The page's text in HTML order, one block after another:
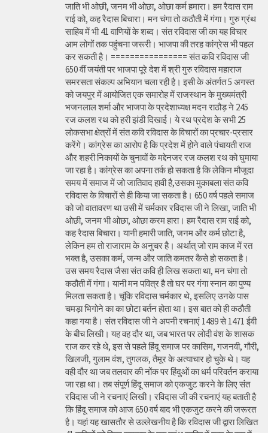
जाति भी ओछी, जनम भी ओछा, ओछा कर्म हमारा। हम रैदास राम
राई को, कह रैदास बिचारा। मन चंगा तो कठौती में गंगा। गुरु ग्रंथ
साहिब में भी 41 वाणियों के शब्द। संत रविदास जी का यह विचार
आम लोगों तक पहुंचना जरूरी। भाजपा की तरह कांग्रेस भी पहल
कर सकती है। ================ संत कवि रविदास जी
650 वीं जयंती पर भाजपा पूरे देश में श्री गुरु रविदास महाराज
समरसता संकल्प अभियान चला रही है। इसी के अंतर्गत 5 अगस्त
को जयपुर में आयोजित एक समारोह में राजस्थान के मुख्यमंत्री
भजनलाल शर्मा और भाजपा के प्रदेशाध्यक्ष मदन राठौड़ ने 245
रज कलश रथ को हरी झंडी दिखाई। ये रथ प्रदेश के सभी 25
लोकसभा क्षेत्रों में संत कवि रविदास के विचारों का प्रचार-प्रसार
करेंगे। कांग्रेस का आरोप है कि प्रदेश में होने वाले पंचायती राज
और शहरी निकायों के चुनावों के मद्देनजर रज कलश रथ को घुमाया
जा रहा है। कांग्रेस का अपना तर्क हो सकता है कि लेकिन मौजूदा
समय में समाज में जो जातिवाद हावी है,उसका मुकाबला संत कवि
रविदास के विचारों से ही किया जा सकता है। 650 वर्ष पहले समाज
को जो वातावरण था उसी में चर्मकार रविदास जी ने लिखा, जाति भी
ओछी, जनम भी ओछा, ओछा करम हारा। हम रैदास राम राई को,
कह रैदास बिचारा। यानी हमारी जाति, जनम और कर्म छोटा है,
लेकिन हम तो राजाराम के अनुचर है। अर्थात् जो राम काज में रत
भक्त है, उसका कर्म, जन्म और जाति कमतर कैसे हो सकता है।
उस समय रैदास जैसा संत कवि ही लिख सकता था, मन चंगा तो
कठौती में गंगा। यानी मन पवित्र है तो घर पर गंगा स्नान का पुण्य
मिलता सकता है। चूंकि रविदास चर्मकार थे, इसलिए उनके पास
चमड़ा भिगोने का का छोटा बर्तन होता था। इस बात को ही कठौती
कहा गया है। संत रविदास जी ने अपनी रचनाएं 1489 से 1471 ईवी
के बीच लिखी। यह वह दौर था, जब भारत पर लोदी वंश के शासक
राज कर रहे थे, इस से पहले हिंदू समाज पर कासिम, गजनवी, गौरी,
खिलजी, गुलाम वंश, तुगलक, तैमूर के अत्याचार हो चुके थे। यह
वही दौर था जब तलवार की नोंक पर हिंदुओं का धर्म परिवर्तन कराया
जा रहा था। तब संपूर्ण हिंदू समाज को एकजुट करने के लिए संत
रविदास जी ने रचनाएं लिखी। रविदास जी की रचनाएं यह बताती है
कि हिंदू समाज को आज 650 वर्ष बाद भी एकजुट करने की जरूरत
है। यहां यह खासतौर से उल्लेखनीय है कि रविदास जी द्वारा लिखित